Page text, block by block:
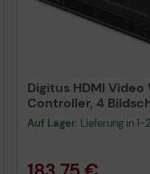
Digitus HDMI Video
Controller, 4
4K/30Hz, HDMI,
Schwarz
Auf Lager: Lieferung in